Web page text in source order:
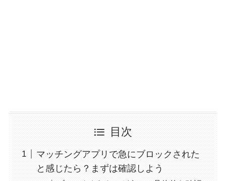
目次
マッチングアプリで急にブロックされた
と感じたら？まずは確認しよう